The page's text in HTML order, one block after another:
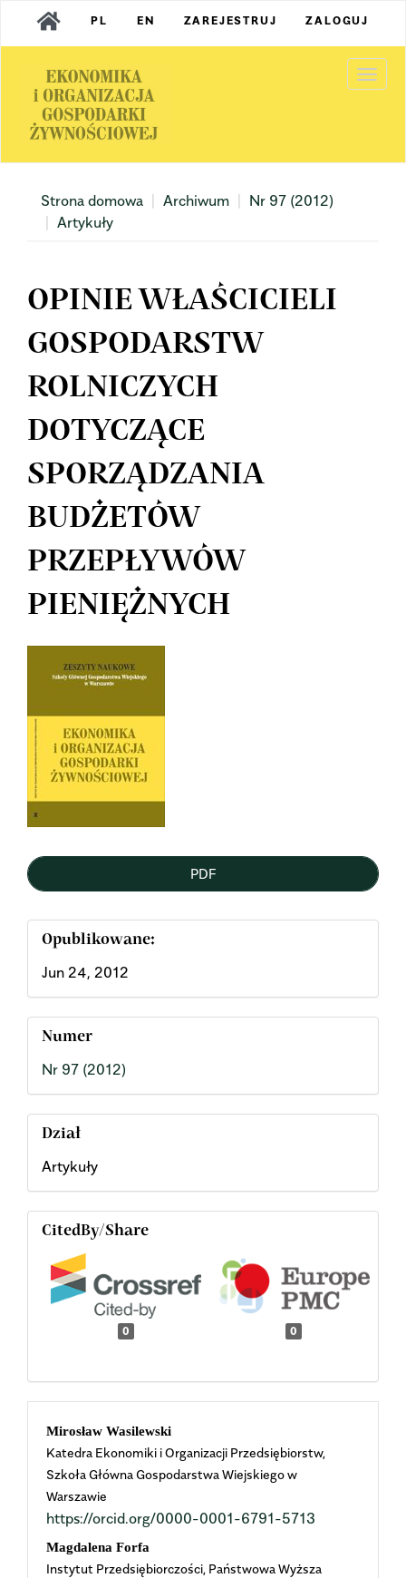
Main
Navigation
Content
Sidebar
PL EN ZAREJESTRUJ ZALOGUJ
Strona domowa Archiwum
Nr 97 (2012)
Artykuły
OPINIE WŁAŚCICIELI
GOSPODARSTW
ROLNICZYCH
DOTYCZĄCE
SPORZĄDZANIA
BUDŻETÓW
PRZEPŁYWÓW
PIENIĘŻNYCH
Article
Sidebar
PDF
Opublikowane:
Jun 24, 2012
Numer
Nr 97 (2012)
Dział
Artykuły
CitedBy/Share
0 0
Main
Article
Content
Mirosław Wasilewski
Katedra Ekonomiki i Organizacji Przedsiębiorstw,
Szkoła Główna Gospodarstwa Wiejskiego w
Warszawie
https://orcid.org/0000-0001-6791-5713
Magdalena Forfa
Instytut Przedsiębiorczości, Państwowa Wyższa